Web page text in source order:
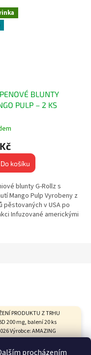
procházením
PRODUKTU Z TRHU
200 mg, balení 20 ks
Výrobce: AMAZING
Státní zemědělská a
zdravotního rizika
BLUNTY
PULP – 2 KS
Do košíku
blunty G-Rollz s
Mango Pulp Vyrobeny z
pěstovaných v USA po
Infuzované americkými